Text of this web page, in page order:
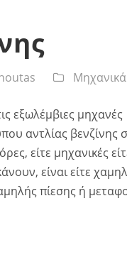
εξωλέμβιες μηχανές
αντλίας βενζίνης
είτε μηχανικές
είναι είτε
πίεσης ή